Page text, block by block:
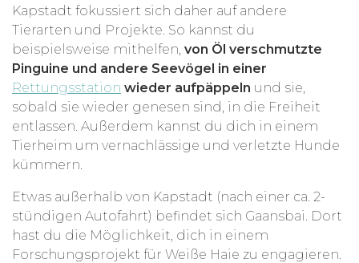
Kapstadt fokussiert sich daher auf andere
Tierarten und Projekte. So kannst du
beispielsweise mithelfen, von Öl verschmutzte
Pinguine und andere Seevögel in einer
Rettungsstation wieder aufpäppeln und sie,
sobald sie wieder genesen sind, in die Freiheit
entlassen. Außerdem kannst du dich in einem
Tierheim um vernachlässige und verletzte Hunde
kümmern.
Etwas außerhalb von Kapstadt (nach einer ca. 2-
stündigen Autofahrt) befindet sich Gaansbai. Dort
hast du die Möglichkeit, dich in einem
Forschungsprojekt für Weiße Haie zu engagieren.